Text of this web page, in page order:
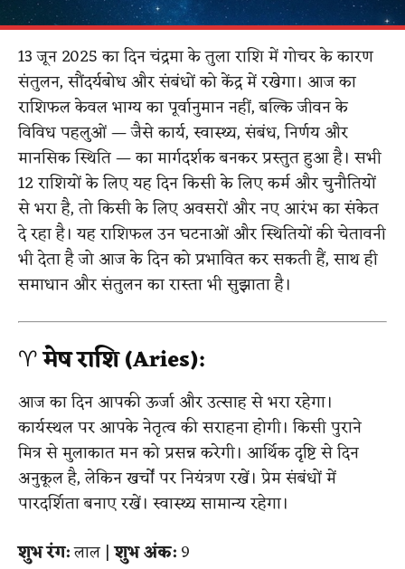
13 जून 2025 का दिन चंद्रमा के तुला राशि में गोचर के कारण
संतुलन, सौंदर्यबोध और संबंधों को केंद्र में रखेगा। आज का
राशिफल केवल भाग्य का पूर्वानुमान नहीं, बल्कि जीवन के
विविध पहलुओं — जैसे कार्य, स्वास्थ्य, संबंध, निर्णय और
मानसिक स्थिति — का मार्गदर्शक बनकर प्रस्तुत हुआ है। सभी
12 राशियों के लिए यह दिन किसी के लिए कर्म और चुनौतियों
से भरा है, तो किसी के लिए अवसरों और नए आरंभ का संकेत
दे रहा है। यह राशिफल उन घटनाओं और स्थितियों की चेतावनी
भी देता है जो आज के दिन को प्रभावित कर सकती हैं, साथ ही
समाधान और संतुलन का रास्ता भी सुझाता है।
♈मेष राशि (Aries):
आज का दिन आपकी ऊर्जा और उत्साह से भरा रहेगा।
कार्यस्थल पर आपके नेतृत्व की सराहना होगी। किसी पुराने
मित्र से मुलाकात मन को प्रसन्न करेगी। आर्थिक दृष्टि से दिन
अनुकूल है, लेकिन खर्चों पर नियंत्रण रखें। प्रेम संबंधों में
पारदर्शिता बनाए रखें। स्वास्थ्य सामान्य रहेगा।
शुभ रंग:लाल |शुभ अंक:9